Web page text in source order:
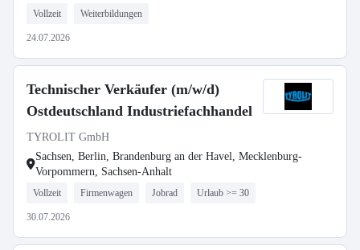
Vollzeit Weiterbildungen
24.07.2026
Technischer Verkäufer (m/w/d)
Ostdeutschland Industriefachhandel
TYROLIT GmbH
Sachsen, Berlin, Brandenburg an der Havel, Mecklenburg-
Vorpommern, Sachsen-Anhalt
Vollzeit Firmenwagen Jobrad Urlaub >= 30
30.07.2026